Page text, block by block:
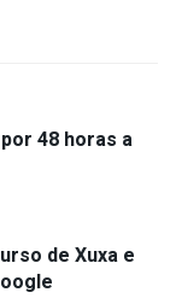
48 horas a
de Xuxa e